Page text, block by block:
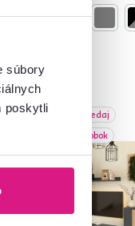
súbory
poskytli
Akcia
Výpredaj
Slovenský výrobok